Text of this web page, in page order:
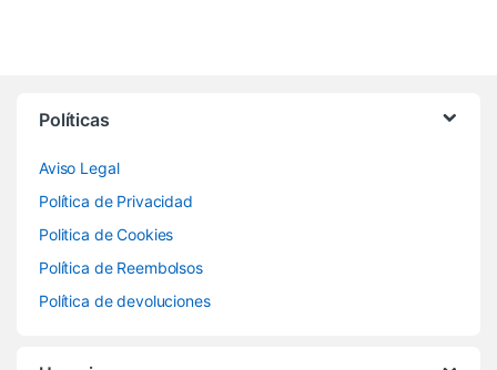
Políticas
Aviso Legal
Política de Privacidad
Politica de Cookies
Política de Reembolsos
Política de devoluciones